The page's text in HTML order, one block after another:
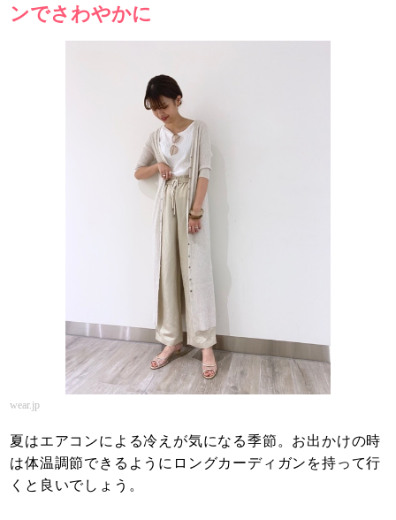
ンでさわやかに
wear.jp
夏はエアコンによる冷えが気になる季節。お出かけの時
は体温調節できるようにロングカーディガンを持って行
くと良いでしょう。